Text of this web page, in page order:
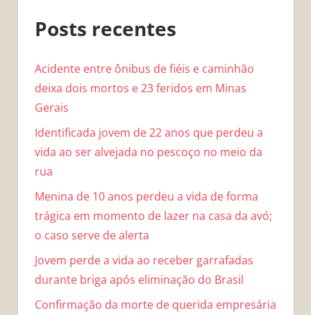
Posts recentes
Acidente entre ônibus de fiéis e caminhão
deixa dois mortos e 23 feridos em Minas
Gerais
Identificada jovem de 22 anos que perdeu a
vida ao ser alvejada no pescoço no meio da
rua
Menina de 10 anos perdeu a vida de forma
trágica em momento de lazer na casa da avó;
o caso serve de alerta
Jovem perde a vida ao receber garrafadas
durante briga após eliminação do Brasil
Confirmação da morte de querida empresária